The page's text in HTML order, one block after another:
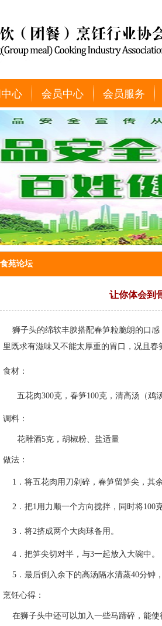
心 会员中心 会员服务
食苑论坛
让你体会到
狮子头的绵软丰腴搭配春笋粒脆朗的口感
里既求有滋味又不能太厚重的胃口，况且
食材：
五花肉300克，春笋100克，清高汤（鸡
调料：
花雕酒5克，胡椒粉、盐适量
做法：
1．将五花肉用刀剁碎，春笋留笋尖，其
2．把1用力顺一个方向搅拌，同时将
3．将2挤成两个大肉球备用。
4．把笋尖切对半，与3一起放入大碗中
5．最后倒入余下的高汤隔水清蒸40分钟
烹饪心得：
在狮子头中还可以加入一些马蹄碎，能使